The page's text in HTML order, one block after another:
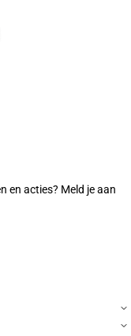
en acties? Meld je aan